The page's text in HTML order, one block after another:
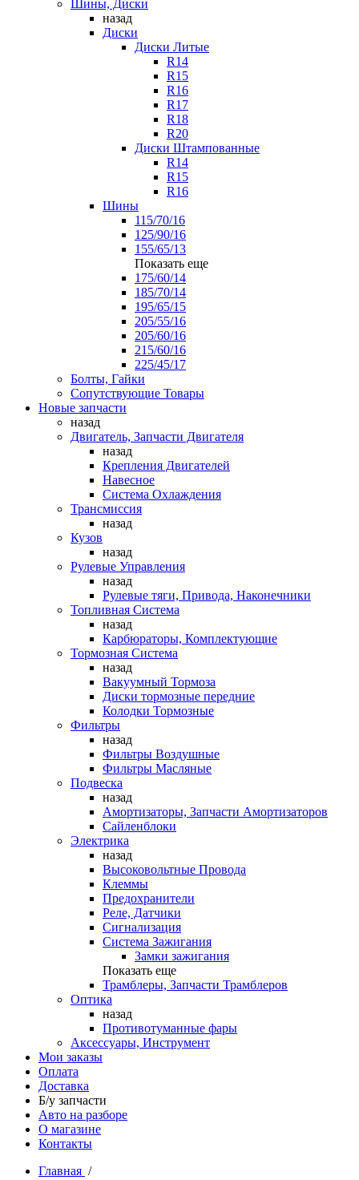
Шины, Диски
назад
Диски
Диски Литые
R14
R15
R16
R17
R18
R20
Диски Штампованные
R14
R15
R16
Шины
115/70/16
125/90/16
155/65/13
Показать еще
175/60/14
185/70/14
195/65/15
205/55/16
205/60/16
215/60/16
225/45/17
Болты, Гайки
Сопутствующие Товары
Новые запчасти
назад
Двигатель, Запчасти Двигателя
назад
Крепления Двигателей
Навесное
Система Охлаждения
Трансмиссия
назад
Кузов
назад
Рулевые Управления
назад
Рулевые тяги, Привода, Наконечники
Топливная Система
назад
Карбюраторы, Комплектующие
Тормозная Система
назад
Вакуумный Тормоза
Диски тормозные передние
Колодки Тормозные
Фильтры
назад
Фильтры Воздушные
Фильтры Масляные
Подвеска
назад
Амортизаторы, Запчасти Амортизаторов
Сайленблоки
Электрика
назад
Высоковольтные Провода
Клеммы
Предохранители
Реле, Датчики
Сигнализация
Система Зажигания
Замки зажигания
Показать еще
Трамблеры, Запчасти Трамблеров
Оптика
назад
Противотуманные фары
Аксессуары, Инструмент
Мои заказы
Оплата
Доставка
Б/у запчасти
Авто на разборе
О магазине
Контакты
Главная /